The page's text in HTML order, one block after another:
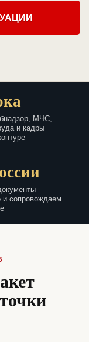
МЧС,
и кадры
и сопровождаем